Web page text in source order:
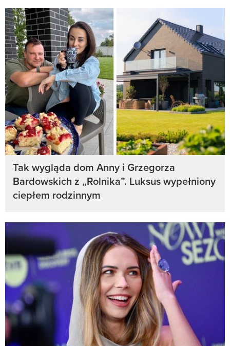
Tak wygląda dom Anny i Grzegorza
Bardowskich z „Rolnika”. Luksus wypełniony
ciepłem rodzinnym